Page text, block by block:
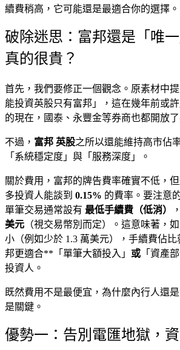
續費稍高，它可能還是最適合你的選擇。
破除迷思：富邦還是「唯
真的很貴？
首先，我們要修正一個觀念。原素材中
能投資英股只有富邦」，這在幾年前或
的現在，國泰、永豐金等券商也都開放了
不過， 富邦 英股之所以還能維持高市佔
「系統穩定度」與「服務深度」。
關於費用，富邦的牌告費率確實不低，
多投資人能談到 0.15% 的費率。要注意
單筆交易通常設有 最低手續費（低消）
美元 （視交易幣別而定）。這意味著，
小（例如少於 1.3 萬美元），手續費佔
邦更適合**「單筆大額投入」 或 「資產
投資人。
既然費用不是最便宜，為什麼內行人還
是關鍵。
優勢一：告別電匯地獄，